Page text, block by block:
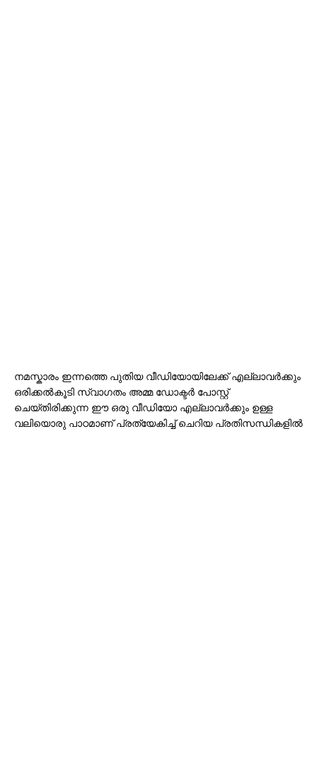
നമസ്കാരം ഇന്നത്തെ പുതിയ വീഡിയോയിലേക്ക് എല്ലാവർക്കും
ഒരിക്കൽകൂടി സ്വാഗതം അമ്മ ഡോക്ടർ പോസ്റ്റ്
ചെയ്തിരിക്കുന്ന ഈ ഒരു വീഡിയോ എല്ലാവർക്കും ഉള്ള
വലിയൊരു പാഠമാണ് പ്രത്യേകിച്ച് ചെറിയ പ്രതിസന്ധികളിൽ